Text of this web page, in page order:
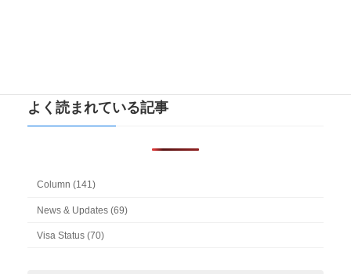
よく読まれている記事
Column (141)
News & Updates (69)
Visa Status (70)